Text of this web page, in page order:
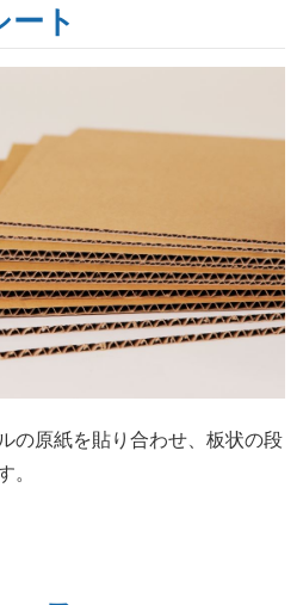
ト
の原紙を貼り合わせ、板状の段
。